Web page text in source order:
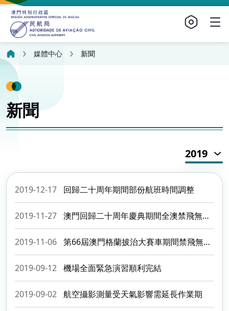
媒體中心 新聞
新聞
2019
2019-12-17 回歸二十周年期間部份航班時間調整
2019-11-27 澳門回歸二十周年慶典期間全澳禁飛無人機
2019-11-06 第66屆澳門格蘭披治大賽車期間禁飛無人機
2019-09-12 機場全面緊急演習順利完結
2019-09-02 航空攝影測量受天氣影響需延長作業期